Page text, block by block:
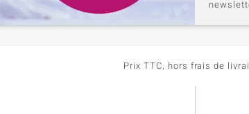
Prix TTC, hors frais de